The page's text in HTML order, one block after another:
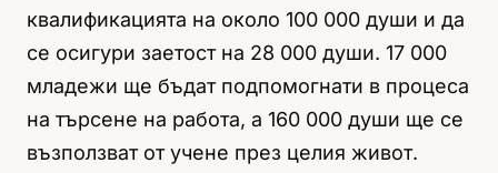
квалификацията на около 100 000 души и да
се осигури заетост на 28 000 души. 17 000
младежи ще бъдат подпомогнати в процеса
на търсене на работа, а 160 000 души ще се
възползват от учене през целия живот.